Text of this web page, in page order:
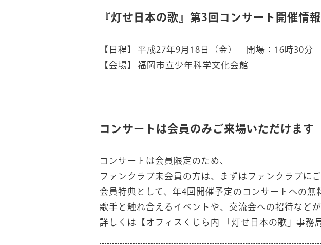
『灯せ日本の歌』第3回コンサート開催情報
【日程】 平成27年9月18日（金）
開場：16時30分
【会場】
福岡市立少年科学文化会館
コンサートは会員のみご来場いただけます
コンサートは会員限定のため、
ファンクラブ未会員の方は、まずはファンクラブに
会員特典として、年4回開催予定のコンサートへの無
歌手と触れ合えるイベントや、交流会への招待など
詳しくは【オフィスくじら内 「灯せ日本の歌」事務